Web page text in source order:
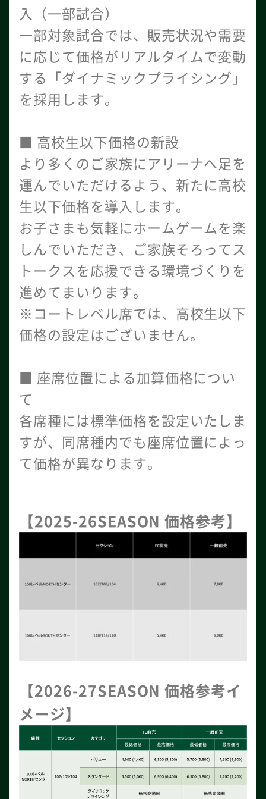
入（一部試合）
一部対象試合では、販売状況や需要
に応じて価格がリアルタイムで変動
する「ダイナミックプライシング」
を採用します。
■ 高校生以下価格の新設
より多くのご家族にアリーナへ足を
運んでいただけるよう、新たに高校
生以下価格を導入します。
お子さまも気軽にホームゲームを楽
しんでいただき、ご家族そろってス
トークスを応援できる環境づくりを
進めてまいります。
※コートレベル席では、高校生以下
価格の設定はございません。
■ 座席位置による加算価格につい
て
各席種には標準価格を設定いたしま
すが、同席種内でも座席位置によっ
て価格が異なります。
【2025-26SEASON 価格参考】
【2026-27SEASON 価格参考イ
メージ】